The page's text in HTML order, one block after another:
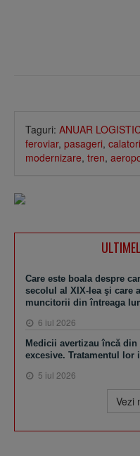
Taguri: ANUAR
feroviar, pasageri,
modernizare, tren,
Care este boala despre
secolul al XIX-lea şi care
muncitorii din întreaga
6 iul 2026
Medicii avertizau încă
excesive. Tratamentul lor
5 iul 2026
Vezi